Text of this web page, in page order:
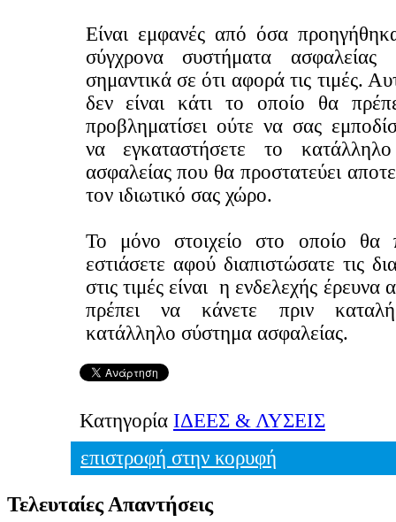
Είναι εμφανές από όσα
σύγχρονα συστήματα ασφαλείας
σημαντικά σε ότι αφορά τις τιμές.
δεν είναι κάτι το οποίο θα
προβληματίσει ούτε να σας
να εγκαταστήσετε το
ασφαλείας που θα προστατεύει
τον ιδιωτικό σας χώρο.
Το μόνο στοιχείο στο οποίο θα
εστιάσετε αφού διαπιστώσατε τις
στις τιμές είναι η ενδελεχής έρευνα
πρέπει να κάνετε πριν
κατάλληλο σύστημα ασφαλείας.
Κατηγορία ΙΔΕΕΣ & ΛΥΣΕΙΣ
επιστροφή στην κορυφή
Τελευταίες Απαντήσεις